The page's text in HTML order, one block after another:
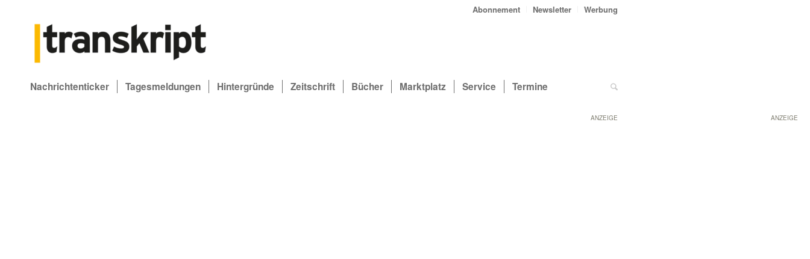
ANZEIGE
Abonnement Newsletter Werbung
Nachrichtenticker Tagesmeldungen Hintergründe Zeitschrift Bücher Marktplatz Service Termine
ANZEIGE